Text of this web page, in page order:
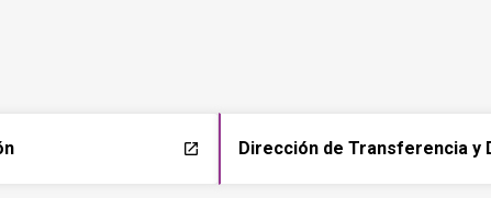
launch Dirección de Transferencia y